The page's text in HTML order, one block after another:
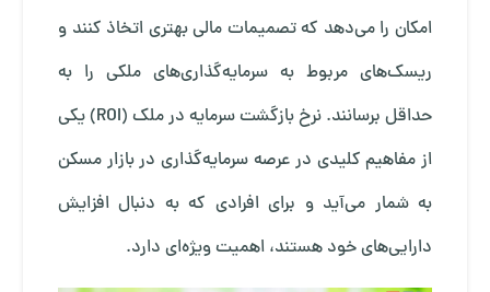
امکان را می‌دهد که تصمیمات مالی بهتری اتخاذ کنند و
ریسک‌های مربوط به سرمایه‌گذاری‌های ملکی را به
حداقل برسانند. نرخ بازگشت سرمایه در ملک (ROI) یکی
از مفاهیم کلیدی در عرصه سرمایه‌گذاری در بازار مسکن
به شمار می‌آید و برای افرادی که به دنبال افزایش
دارایی‌های خود هستند، اهمیت ویژه‌ای دارد.